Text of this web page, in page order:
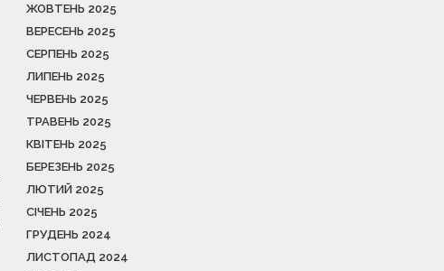
ЖОВТЕНЬ 2025
ВЕРЕСЕНЬ 2025
СЕРПЕНЬ 2025
ЛИПЕНЬ 2025
ЧЕРВЕНЬ 2025
ТРАВЕНЬ 2025
КВІТЕНЬ 2025
БЕРЕЗЕНЬ 2025
ЛЮТИЙ 2025
СІЧЕНЬ 2025
ГРУДЕНЬ 2024
ЛИСТОПАД 2024